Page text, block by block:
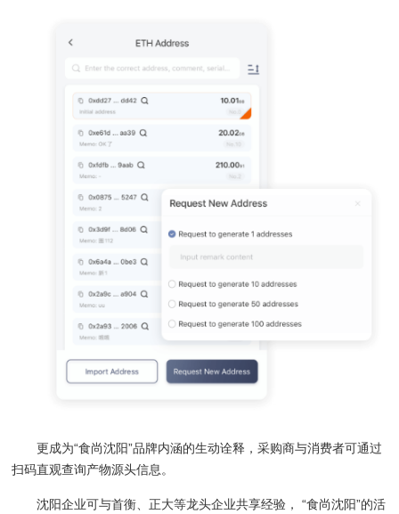
更成为“食尚沈阳”品牌内涵的生动诠释，采购商与消费者可通过
扫码直观查询产物源头信息。
沈阳企业可与首衡、正大等龙头企业共享经验， “食尚沈阳”的活